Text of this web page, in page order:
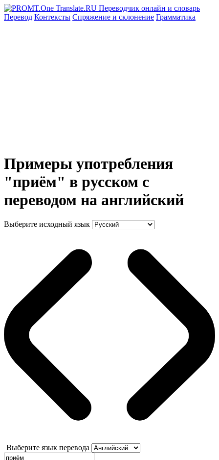
Перевод Контексты Спряжение и склонение Грамматика
Примеры употребления
"приём" в русском с
переводом на английский
Выберите исходный язык
Выберите язык перевода